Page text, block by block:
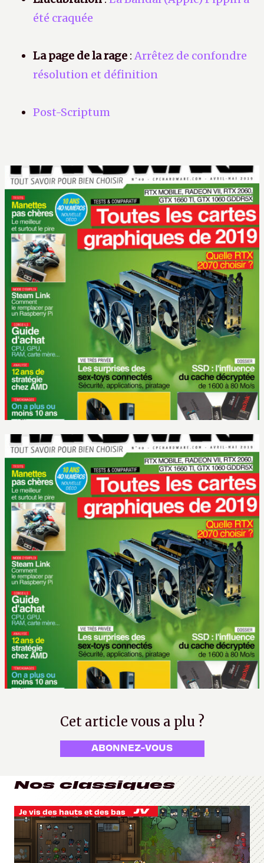
été craquée
La page de la rage : Arrêtez de confondre
résolution et définition
Post-Scriptum
Cet article vous a plu ?
ABONNEZ-VOUS
Nos classiques
Je vis des hauts et des bas